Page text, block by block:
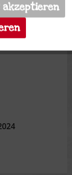
Inaktiv
Inaktiv
akzeptieren